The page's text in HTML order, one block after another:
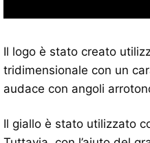
Il logo è stato creato
tridimensionale con un
audace con angoli
Il giallo è stato utilizzato